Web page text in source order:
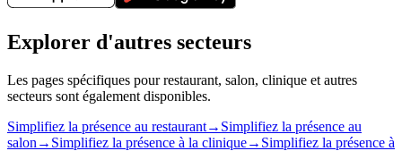
Explorer d'autres secteurs
Les pages spécifiques pour restaurant, salon, clinique et autres
secteurs sont également disponibles.
Simplifiez la présence au restaurant→ Simplifiez la présence au
salon → Simplifiez la présence à la clinique→ Simplifiez la présence à